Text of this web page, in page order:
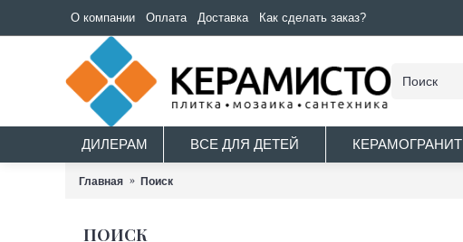
О компании Оплата Доставка Как сделать заказ?
ДИЛЕРАМ ВСЕ ДЛЯ ДЕТЕЙ КЕРАМОГРАНИТ
Главная Поиск
ПОИСК